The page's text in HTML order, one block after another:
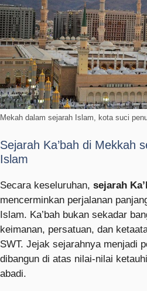
Mekah dalam sejarah Islam, kota suci
Sejarah Ka’bah di Mekkah
Islam
Secara keseluruhan, sejarah
mencerminkan perjalanan
Islam. Ka’bah bukan sekadar
keimanan, persatuan, dan
SWT. Jejak sejarahnya menjadi
dibangun di atas nilai-nilai
abadi.